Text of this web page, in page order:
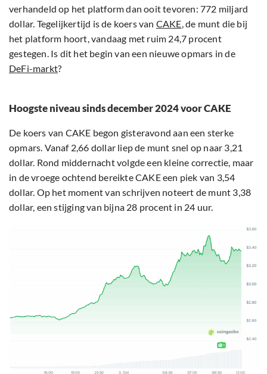
verhandeld op het platform dan ooit tevoren: 772 miljard
dollar. Tegelijkertijd is de koers van CAKE, de munt die bij
het platform hoort, vandaag met ruim 24,7 procent
gestegen. Is dit het begin van een nieuwe opmars in de
DeFi-markt?
Hoogste niveau sinds december 2024 voor CAKE
De koers van CAKE begon gisteravond aan een sterke
opmars. Vanaf 2,66 dollar liep de munt snel op naar 3,21
dollar. Rond middernacht volgde een kleine correctie, maar
in de vroege ochtend bereikte CAKE een piek van 3,54
dollar. Op het moment van schrijven noteert de munt 3,38
dollar, een stijging van bijna 28 procent in 24 uur.